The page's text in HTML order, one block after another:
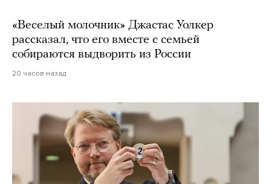
«Веселый молочник» Джастас Уолкер
рассказал, что его вместе с семьей
собираются выдворить из России
20 часов назад